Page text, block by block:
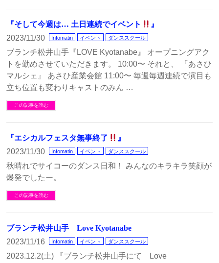
『そして今週は… 土日連続でイベント
』
2023/11/30
Infomatin イベント ダンススクール
ブランチ松井山手『LOVE Kyotanabe』 オープニングアク
トを勤めさせていただきます。 10:00〜 それと、 『あさひ
マルシェ』 あさひ産業会館 11:00〜 毎週毎週連続で演目も
立ち位置も変わりキャストのみん …
この記事を読む
『エシカルフェスタ無事終了
』
2023/11/30
Infomatin イベント ダンススクール
秋晴れでサイコーのダンス日和！ みんなのキラキラ笑顔が
爆発でしたー。
この記事を読む
ブランチ松井山手 Love Kyotanabe
2023/11/16
Infomatin イベント ダンススクール
2023.12.2(土) 『ブランチ松井山手にて Love